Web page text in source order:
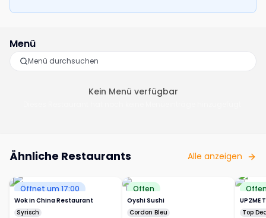
Menü
Kein Menü verfügbar
Ähnliche Restaurants Alle anzeigen
Öffnet um 17:00
Wok in China Restaurant
Syrisch
Offen
Oyshi Sushi
Cordon Bleu
UP2ME
Top